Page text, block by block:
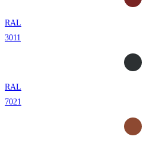
RAL
3011
RAL
7021